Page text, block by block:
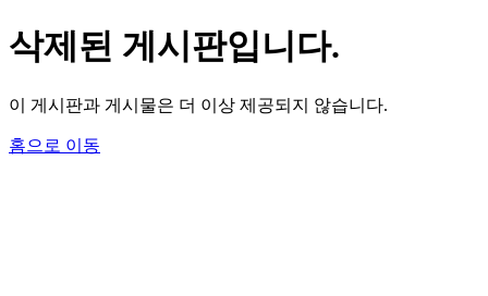
삭제된 게시판입니다.
이 게시판과 게시물은 더 이상 제공되지 않습니다.
홈으로 이동